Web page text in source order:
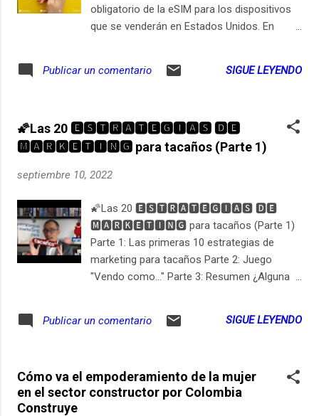
obligatorio de la eSIM para los dispositivos
que se venderán en Estados Unidos. En
exclusivo de Apple. En 2016 la GSMA (Global
fabricantes de dispositivos, presentó esta
tecnología. Samsung, Apple, Huawei, LG,
la eSIM en los celulares. De esa manera, la
nuevos dispositivos que se fabriquen a partir
de ese año. https://ift.tt/sw8O2FA
(https://ift.tt/sw8O2FA) Qué es y cómo
funciona la eSIM SIM (Susbscriber Identity
Module): un chip con capacidad para pocos
que sirven al operador para identificar la linea
Publicar un comentario SIGUE LEYENDO
🌠Las 20 🅴🆂🆃🆁🅰🆃🅴🅶🅸🅰🆂 🅳🅴
🅼🅰🆁🅺🅴🆃🅸🅽🅶 para tacaños (Parte 1)
septiembre 10, 2022
🌠Las 20 🅴🆂🆃🆁🅰🆃🅴🅶🅸🅰🆂 🅳🅴
🅼🅰🆁🅺🅴🆃🅸🅽🅶 para tacaños (Parte 1)
Parte 1: Las primeras 10 estrategias de
marketing para tacaños Parte 2: Juego
"Vendo como..." Parte 3: Resumen ¿Alguna
lo conocen? ¿Y además ha sentido que no
clientes? Ya sea que ha respondido que Si o
que No, las estrategias que presenta Edgar
Publicar un comentario SIGUE LEYENDO
Cómo va el empoderamiento de la mujer
en el sector constructor por Colombia
Construye